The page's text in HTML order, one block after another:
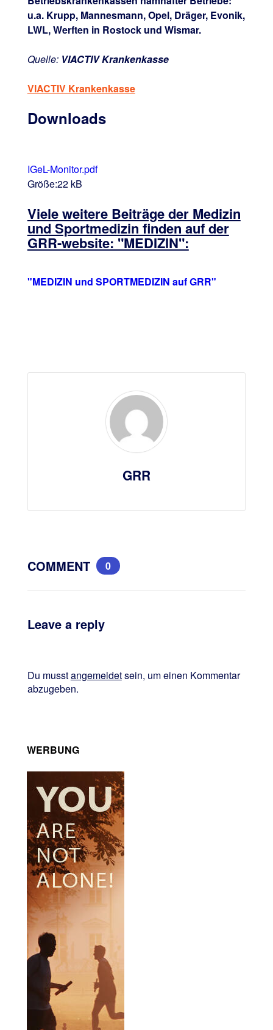
u.a. Krupp, Mannesmann, Opel, Dräger, Evonik,
LWL, Werften in Rostock und Wismar.
Quelle: VIACTIV Krankenkasse
VIACTIV Krankenkasse
Downloads
IGeL-Monitor.pdf
Größe:22 kB
Viele weitere Beiträge der Medizin
und Sportmedizin finden auf der
GRR-website: "MEDIZIN":
"MEDIZIN und SPORTMEDIZIN auf GRR"
GRR
COMMENT 0
Leave a reply
Du musstangemeldetsein, um einen Kommentar
abzugeben.
WERBUNG